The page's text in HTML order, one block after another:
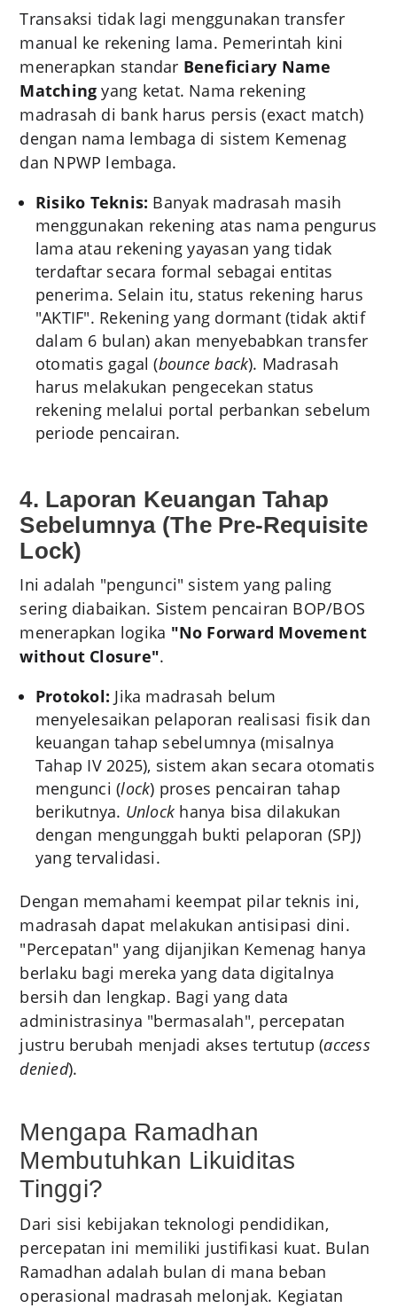
Transaksi tidak lagi menggunakan transfer
manual ke rekening lama. Pemerintah kini
menerapkan standar Beneficiary Name
Matching yang ketat. Nama rekening
madrasah di bank harus persis (exact match)
dengan nama lembaga di sistem Kemenag
dan NPWP lembaga.
Risiko Teknis: Banyak madrasah masih
menggunakan rekening atas nama pengurus
lama atau rekening yayasan yang tidak
terdaftar secara formal sebagai entitas
penerima. Selain itu, status rekening harus
"AKTIF". Rekening yang dormant (tidak aktif
dalam 6 bulan) akan menyebabkan transfer
otomatis gagal (bounce back). Madrasah
harus melakukan pengecekan status
rekening melalui portal perbankan sebelum
periode pencairan.
4. Laporan Keuangan Tahap
Sebelumnya (The Pre-Requisite
Lock)
Ini adalah "pengunci" sistem yang paling
sering diabaikan. Sistem pencairan BOP/BOS
menerapkan logika "No Forward Movement
without Closure".
Protokol: Jika madrasah belum
menyelesaikan pelaporan realisasi fisik dan
keuangan tahap sebelumnya (misalnya
Tahap IV 2025), sistem akan secara otomatis
mengunci (lock) proses pencairan tahap
berikutnya. Unlock hanya bisa dilakukan
dengan mengunggah bukti pelaporan (SPJ)
yang tervalidasi.
Dengan memahami keempat pilar teknis ini,
madrasah dapat melakukan antisipasi dini.
"Percepatan" yang dijanjikan Kemenag hanya
berlaku bagi mereka yang data digitalnya
bersih dan lengkap. Bagi yang data
administrasinya "bermasalah", percepatan
justru berubah menjadi akses tertutup (access
denied).
Mengapa Ramadhan
Membutuhkan Likuiditas
Tinggi?
Dari sisi kebijakan teknologi pendidikan,
percepatan ini memiliki justifikasi kuat. Bulan
Ramadhan adalah bulan di mana beban
operasional madrasah melonjak. Kegiatan